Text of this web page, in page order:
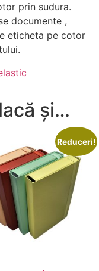
prin sudura.
documente ,
eticheta pe cotor
și…
Reduceri!